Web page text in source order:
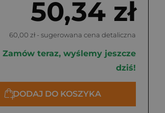
50,34 zł
60,00 zł - sugerowana cena detaliczna
Zamów teraz, wyślemy jeszcze
dziś!
DODAJ DO KOSZYKA